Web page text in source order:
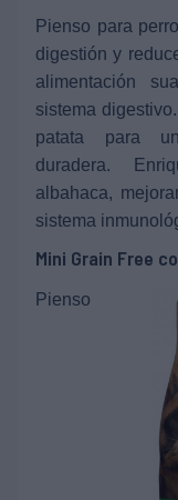
Pienso para
digestión y
alimentación
sistema digestivo.
patata para
duradera.
albahaca,
sistema
Mini Grain Free
Pienso